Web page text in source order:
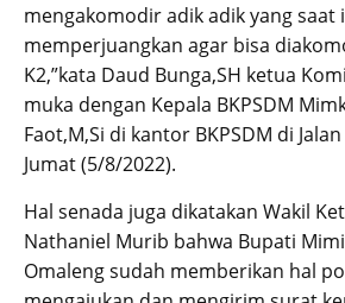
mengakomodir adik adik yang saat
memperjuangkan agar bisa
K2,”kata Daud Bunga,SH ketua
muka dengan Kepala BKPSDM
Faot,M,Si di kantor BKPSDM di
Jumat (5/8/2022).
Hal senada juga dikatakan Wakil
Nathaniel Murib bahwa Bupati
Omaleng sudah memberikan hal